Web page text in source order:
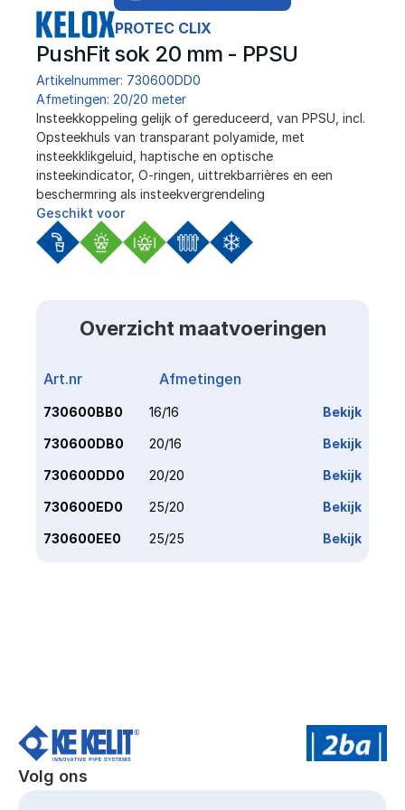
PROTEC CLIX
PushFit sok 20 mm - PPSU
Artikelnummer: 730600DD0
Afmetingen: 20/20 meter
﻿Insteekkoppeling gelijk of gereduceerd, van PPSU, incl.
Opsteekhuls van transparant polyamide, met
insteekklikgeluid, haptische en optische
insteekindicator, O-ringen, uittrekbarrières en een
beschermring als insteekvergrendeling
Geschikt voor
Overzicht maatvoeringen
Art.nr Afmetingen
730600BB0 16/16 Bekijk
730600DB0 20/16 Bekijk
730600DD0 20/20 Bekijk
730600ED0 25/20 Bekijk
730600EE0 25/25 Bekijk
Volg ons